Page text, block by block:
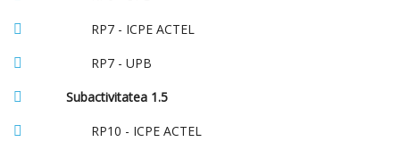
RP7 - ICPE ACTEL
RP7 - UPB
Subactivitatea 1.5
RP10 - ICPE ACTEL